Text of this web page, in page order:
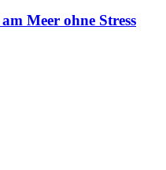
Meer ohne Stress